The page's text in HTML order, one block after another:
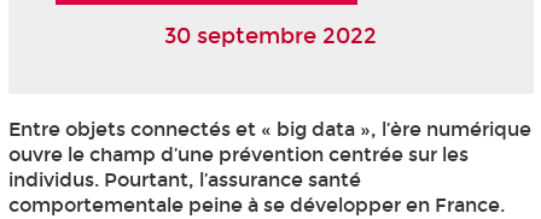
30 septembre 2022
Entre objets connectés et « big data », l’ère numérique
ouvre le champ d’une prévention centrée sur les
individus. Pourtant, l’assurance santé
comportementale peine à se développer en France.